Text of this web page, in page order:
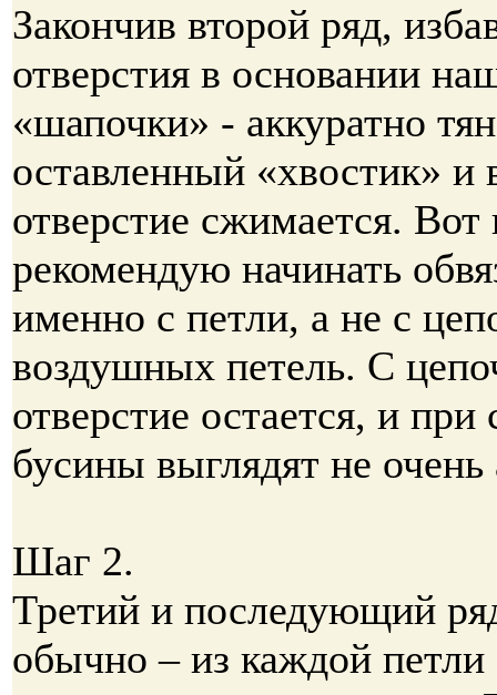
Закончив второй ряд,
отверстия в основании
«шапочки» - аккуратно
оставленный «хвостик» и
отверстие сжимается. Вот
рекомендую начинать
именно с петли, а не с
воздушных петель. С
отверстие остается, и при
бусины выглядят не очень
Шаг 2.
Третий и последующий
обычно – из каждой петли